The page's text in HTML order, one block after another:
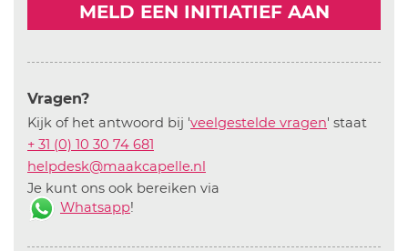
MELD EEN INITIATIEF AAN
Vragen?
Kijk of het antwoord bij 'veelgestelde vragen' staat
+ 31 (0) 10 30 74 681
helpdesk@maakcapelle.nl
Je kunt ons ook bereiken via
Whatsapp!